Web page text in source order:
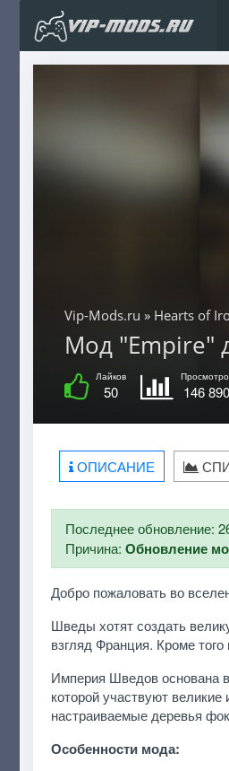
Vip-Mods.ru » Hearts of
Мод "Empire"
Лайков
50 146 890
ОПИСАНИЕ
Последнее обновление:
Причина: Обновление
Добро пожаловать во
Шведы хотят создать
взгляд Франция. Кроме
Империя Шведов основана
которой участвуют
настраиваемые деревья
Особенности мода: